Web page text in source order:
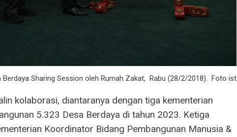
Sharing Session oleh Rumah Zakat, Rabu (28/2/2018). Foto ist
kolaborasi, diantaranya dengan tiga kementerian
5.323 Desa Berdaya di tahun 2023. Ketiga
Koordinator Bidang Pembangunan Manusia &